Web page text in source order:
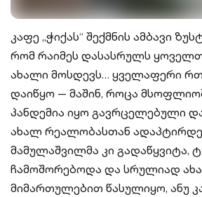
კაფე „ჭიქას“ შექმნის ამბავი
რომ რაიმეს დასასრულს
ახალი მოსდევს… ყველაფერი
დაიწყო — მაშინ, როცა
პანდემია იყო გავრცელებული
ახალ რეალობასთან
მამულაშვილმა კი გადაწყვიტა,
ჩამოშორებოდა და სრულიად
მიმართულებით წასულიყო, ანუ